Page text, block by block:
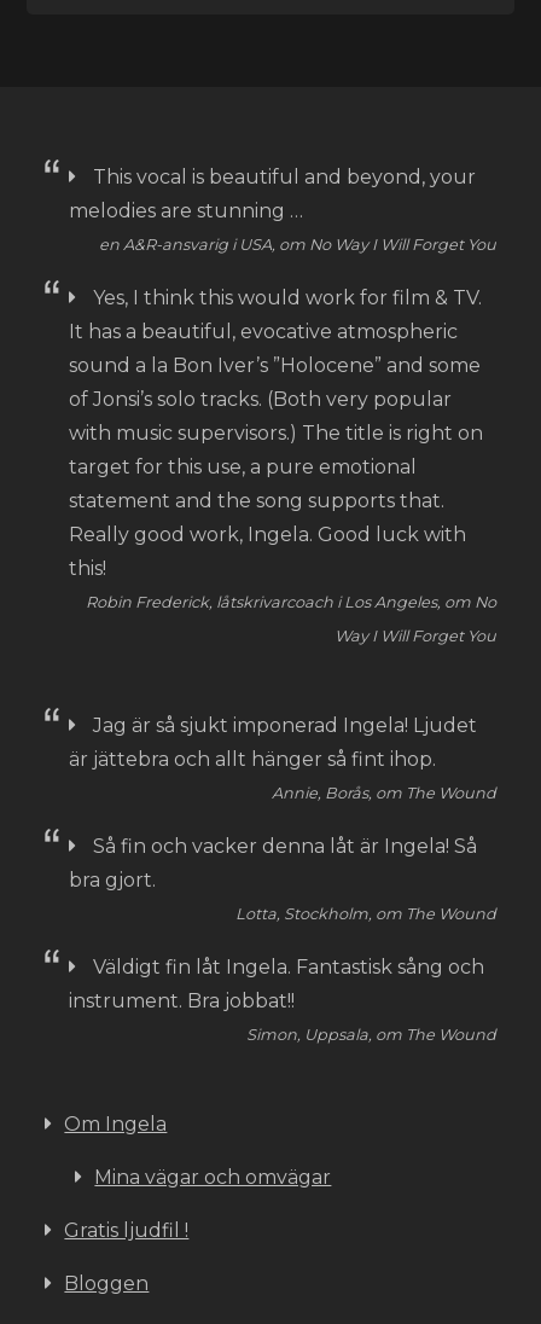
This vocal is beautiful and beyond, your
melodies are stunning …
en A&R-ansvarig i USA, om No Way I Will Forget You
Yes, I think this would work for film & TV.
It has a beautiful, evocative atmospheric
sound a la Bon Iver’s ”Holocene” and some
of Jonsi’s solo tracks. (Both very popular
with music supervisors.) The title is right on
target for this use, a pure emotional
statement and the song supports that.
Really good work, Ingela. Good luck with
this!
Robin Frederick, låtskrivarcoach i Los Angeles, om No
Way I Will Forget You
Jag är så sjukt imponerad Ingela! Ljudet
är jättebra och allt hänger så fint ihop.
Annie, Borås, om The Wound
Så fin och vacker denna låt är Ingela! Så
bra gjort.
Lotta, Stockholm, om The Wound
Väldigt fin låt Ingela. Fantastisk sång och
instrument. Bra jobbat!!
Simon, Uppsala, om The Wound
Om Ingela
Mina vägar och omvägar
Gratis ljudfil !
Bloggen